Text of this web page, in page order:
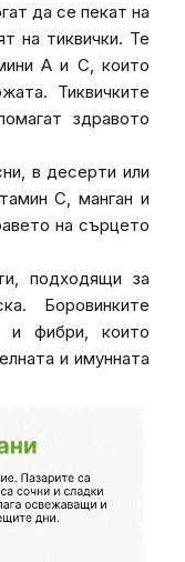
да се пекат на
на тиквички. Те
A и C, които
Тиквичките
здравото
в десерти или
C, манган и
на сърцето
подходящи за
Боровинките
фибри, които
и имунната